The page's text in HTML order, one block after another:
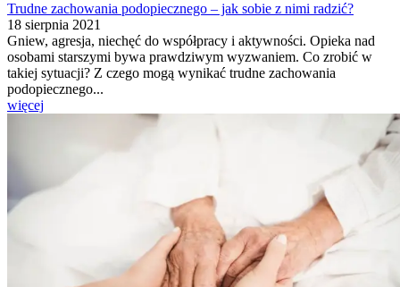
Trudne zachowania podopiecznego – jak sobie z nimi radzić?
18 sierpnia 2021
Gniew, agresja, niechęć do współpracy i aktywności. Opieka nad
osobami starszymi bywa prawdziwym wyzwaniem. Co zrobić w
takiej sytuacji? Z czego mogą wynikać trudne zachowania
podopiecznego...
więcej